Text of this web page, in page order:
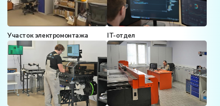
Участок электромонтажа IT-отдел